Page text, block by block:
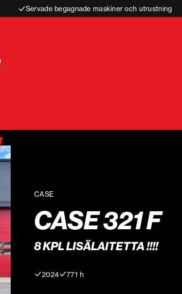
Servade begagnade maskiner och utrustning
CASE
CASE 321 F
8 KPL LISÄLAITETTA !!!!
2024 771 h